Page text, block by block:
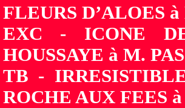
FLEURS D’ALOES
EXC - ICONE
HOUSSAYE à M.
TB -
ROCHE AUX FEES